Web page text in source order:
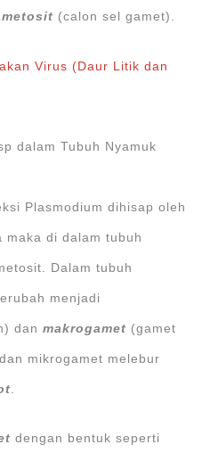
(calon sel gamet).
Virus (Daur Litik dan
dalam Tubuh Nyamuk
Plasmodium dihisap oleh
maka di dalam tubuh
Dalam tubuh
menjadi
danmakrogamet (gamet
mikrogamet melebur
dengan bentuk seperti